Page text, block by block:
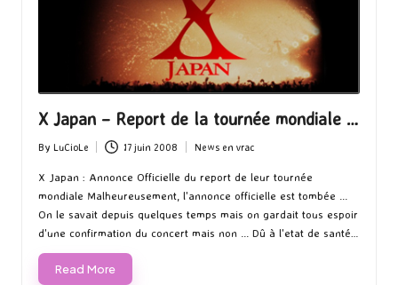
X Japan – Report de la tournée mondiale …
Posted
by
By LuCioLe 17 juin 2008
Posted
News en vrac
X Japan : Annonce Officielle du report de leur tournée
mondiale Malheureusement, l'annonce officielle est tombée ...
On le savait depuis quelques temps mais on gardait tous espoir
d'une confirmation du concert mais non ... Dû à l'etat de santé…
Read More